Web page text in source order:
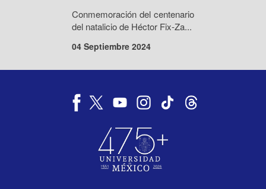
Conmemoración del centenario
del natalicio de Héctor Fix-Za...
04 Septiembre 2024